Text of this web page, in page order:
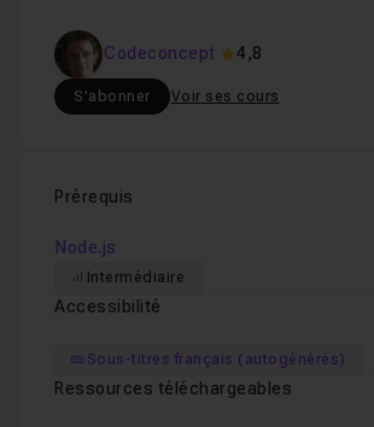
Codeconcept 4,8
S'abonner Voir ses cours
Prérequis
Node.js
Intermédiaire
Accessibilité
Sous-titres français (autogénérés)
Ressources téléchargeables